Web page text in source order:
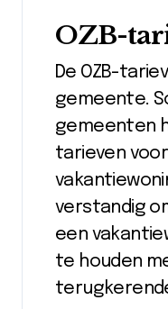
OZB-
De OZB-
gemeente.
gemeenten
tarieven
verstandig
een
te houden